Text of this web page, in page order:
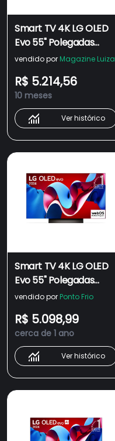
Smart TV 4K LG OLED
Evo 55" Polegadas
OLED55C4,
AI, Painel 144Hz e
Design Ultra Slim
vendido por Magazine Luiza
R$ 5.214,56
10 meses
Ver histórico
Smart TV 4K LG OLED
Evo 55" Polegadas
OLED55C4,
AI, Painel 144Hz e
Design Ultra Slim
vendido por Ponto Frio
R$ 5.098,99
cerca de 1 ano
Ver histórico